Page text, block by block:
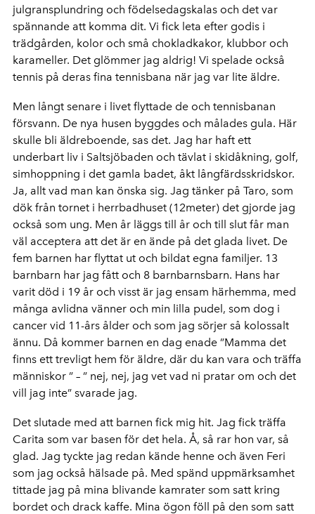
julgransplundring och födelsedagskalas och det var
spännande att komma dit. Vi fick leta efter godis i
trädgården, kolor och små chokladkakor, klubbor och
karameller. Det glömmer jag aldrig! Vi spelade också
tennis på deras fina tennisbana när jag var lite äldre.
Men långt senare i livet flyttade de och tennisbanan
försvann. De nya husen byggdes och målades gula. Här
skulle bli äldreboende, sas det. Jag har haft ett
underbart liv i Saltsjöbaden och tävlat i skidåkning, golf,
simhoppning i det gamla badet, åkt långfärdsskridskor.
Ja, allt vad man kan önska sig. Jag tänker på Taro, som
dök från tornet i herrbadhuset (12meter) det gjorde jag
också som ung. Men år läggs till år och till slut får man
väl acceptera att det är en ände på det glada livet. De
fem barnen har flyttat ut och bildat egna familjer. 13
barnbarn har jag fått och 8 barnbarnsbarn. Hans har
varit död i 19 år och visst är jag ensam härhemma, med
många avlidna vänner och min lilla pudel, som dog i
cancer vid 11-års ålder och som jag sörjer så kolossalt
ännu. Då kommer barnen en dag enade ”Mamma det
finns ett trevligt hem för äldre, där du kan vara och träffa
människor ” – ” nej, nej, jag vet vad ni pratar om och det
vill jag inte” svarade jag.
Det slutade med att barnen fick mig hit. Jag fick träffa
Carita som var basen för det hela. Å, så rar hon var, så
glad. Jag tyckte jag redan kände henne och även Feri
som jag också hälsade på. Med spänd uppmärksamhet
tittade jag på mina blivande kamrater som satt kring
bordet och drack kaffe. Mina ögon föll på den som satt